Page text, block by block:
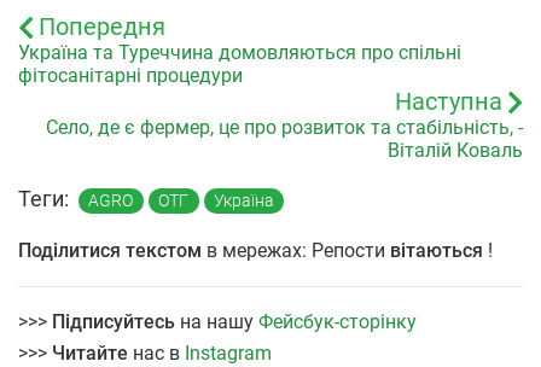
Попередня
Україна та Туреччина домовляються про спільні
фітосанітарні процедури
Наступна
Село, де є фермер, це про розвиток та стабільність, -
Віталій Коваль
Теги: AGRO ОТГ Україна
Поділитися текстом в мережах: Репости вітаються !
>>> Підписуйтесь на нашу Фейсбук-сторінку
>>> Читайте нас в Instagram